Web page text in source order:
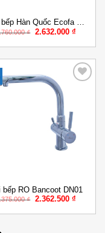
Hàn Quốc Ecofa E-
205
₫
Giá
là:
2.632.000 ₫Giá
tại
Add to
Wishlist
bếp RO Bancoot DN01
₫
Giá
là:
2.362.500 ₫Giá
tại